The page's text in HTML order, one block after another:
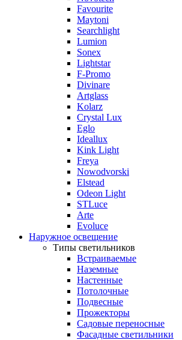
Favourite
Maytoni
Searchlight
Lumion
Sonex
Lightstar
F-Promo
Divinare
Artglass
Kolarz
Crystal Lux
Eglo
Ideallux
Kink Light
Freya
Nowodvorski
Elstead
Odeon Light
STLuce
Arte
Evoluce
Наружное освещение
Типы светильников
Встраиваемые
Наземные
Настенные
Потолочные
Подвесные
Прожекторы
Садовые переносные
Фасадные светильники